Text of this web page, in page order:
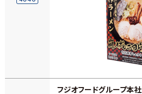
フジオフードグループ本社